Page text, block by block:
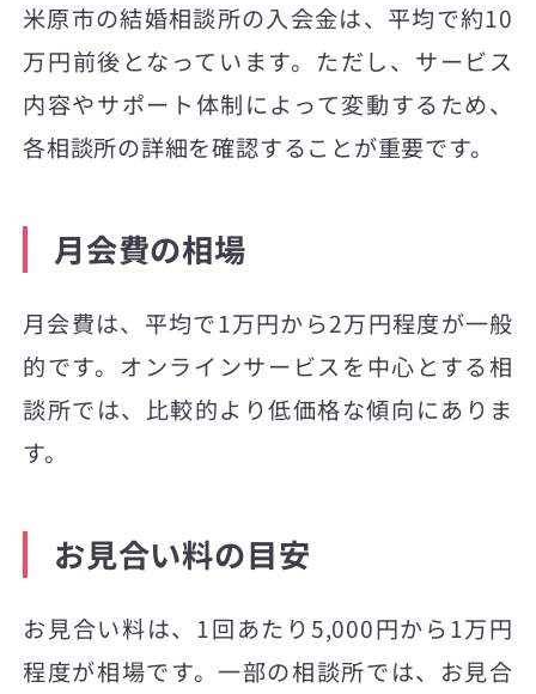
米原市の結婚相談所の入会金は、平均で約10
万円前後となっています。ただし、サービス
内容やサポート体制によって変動するため、
各相談所の詳細を確認することが重要です。
月会費の相場
月会費は、平均で1万円から2万円程度が一般
的です。オンラインサービスを中心とする相
談所では、比較的より低価格な傾向にありま
す。
お見合い料の目安
お見合い料は、1回あたり5,000円から1万円
程度が相場です。一部の相談所では、お見合